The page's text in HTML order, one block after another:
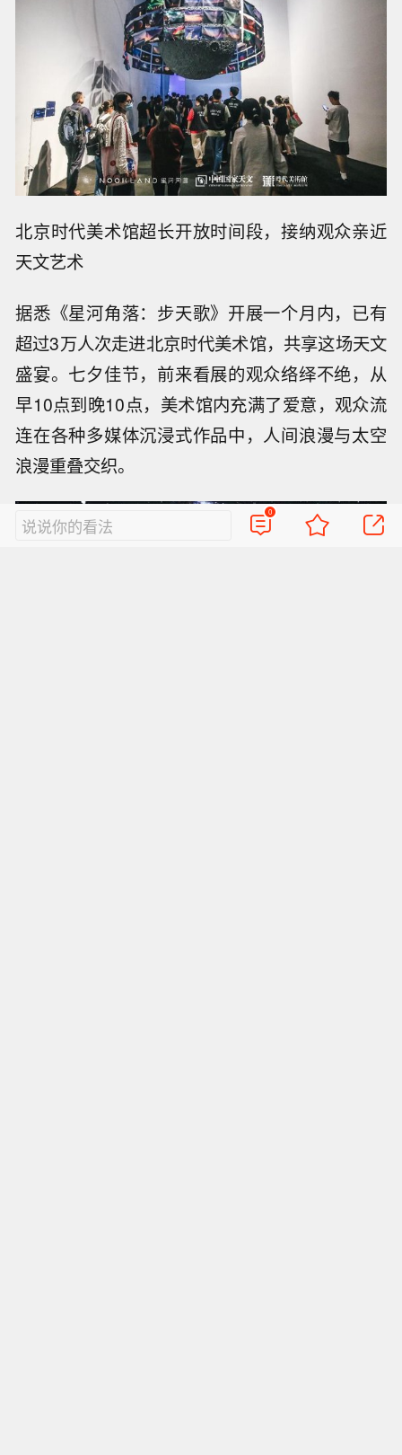
北京时代美术馆超长开放时间段，接纳观众亲近
天文艺术
据悉《星河角落：步天歌》开展一个月内，已有
超过3万人次走进北京时代美术馆，共享这场天文
盛宴。七夕佳节，前来看展的观众络绎不绝，从
早10点到晚10点，美术馆内充满了爱意，观众流
连在各种多媒体沉浸式作品中，人间浪漫与太空
浪漫重叠交织。
说说你的看法
0